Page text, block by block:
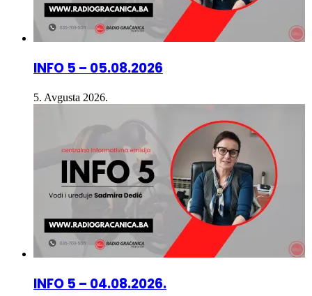
INFO 5 – 05.08.2026
5. Avgusta 2026.
INFO 5 – 04.08.2026.
4. Avgusta 2026.